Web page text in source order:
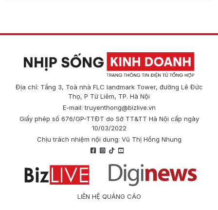
Địa chỉ: Tầng 3, Toà nhà FLC landmark Tower, đường Lê Đức
Thọ, P Từ Liêm, TP. Hà Nội
E-mail:truyenthong@bizlive.vn
Giấy phép số 676/GP-TTĐT do Sở TT&TT Hà Nội cấp ngày
10/03/2022
Chịu trách nhiệm nội dung: Vũ Thị Hồng Nhung
LIÊN HỆ QUẢNG CÁO